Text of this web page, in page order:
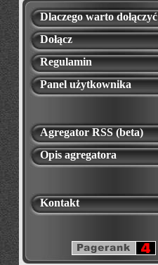
Dlaczego warto dołączyć
Dołącz
Regulamin
Panel użytkownika
Agregator RSS (beta)
Opis agregatora
Kontakt